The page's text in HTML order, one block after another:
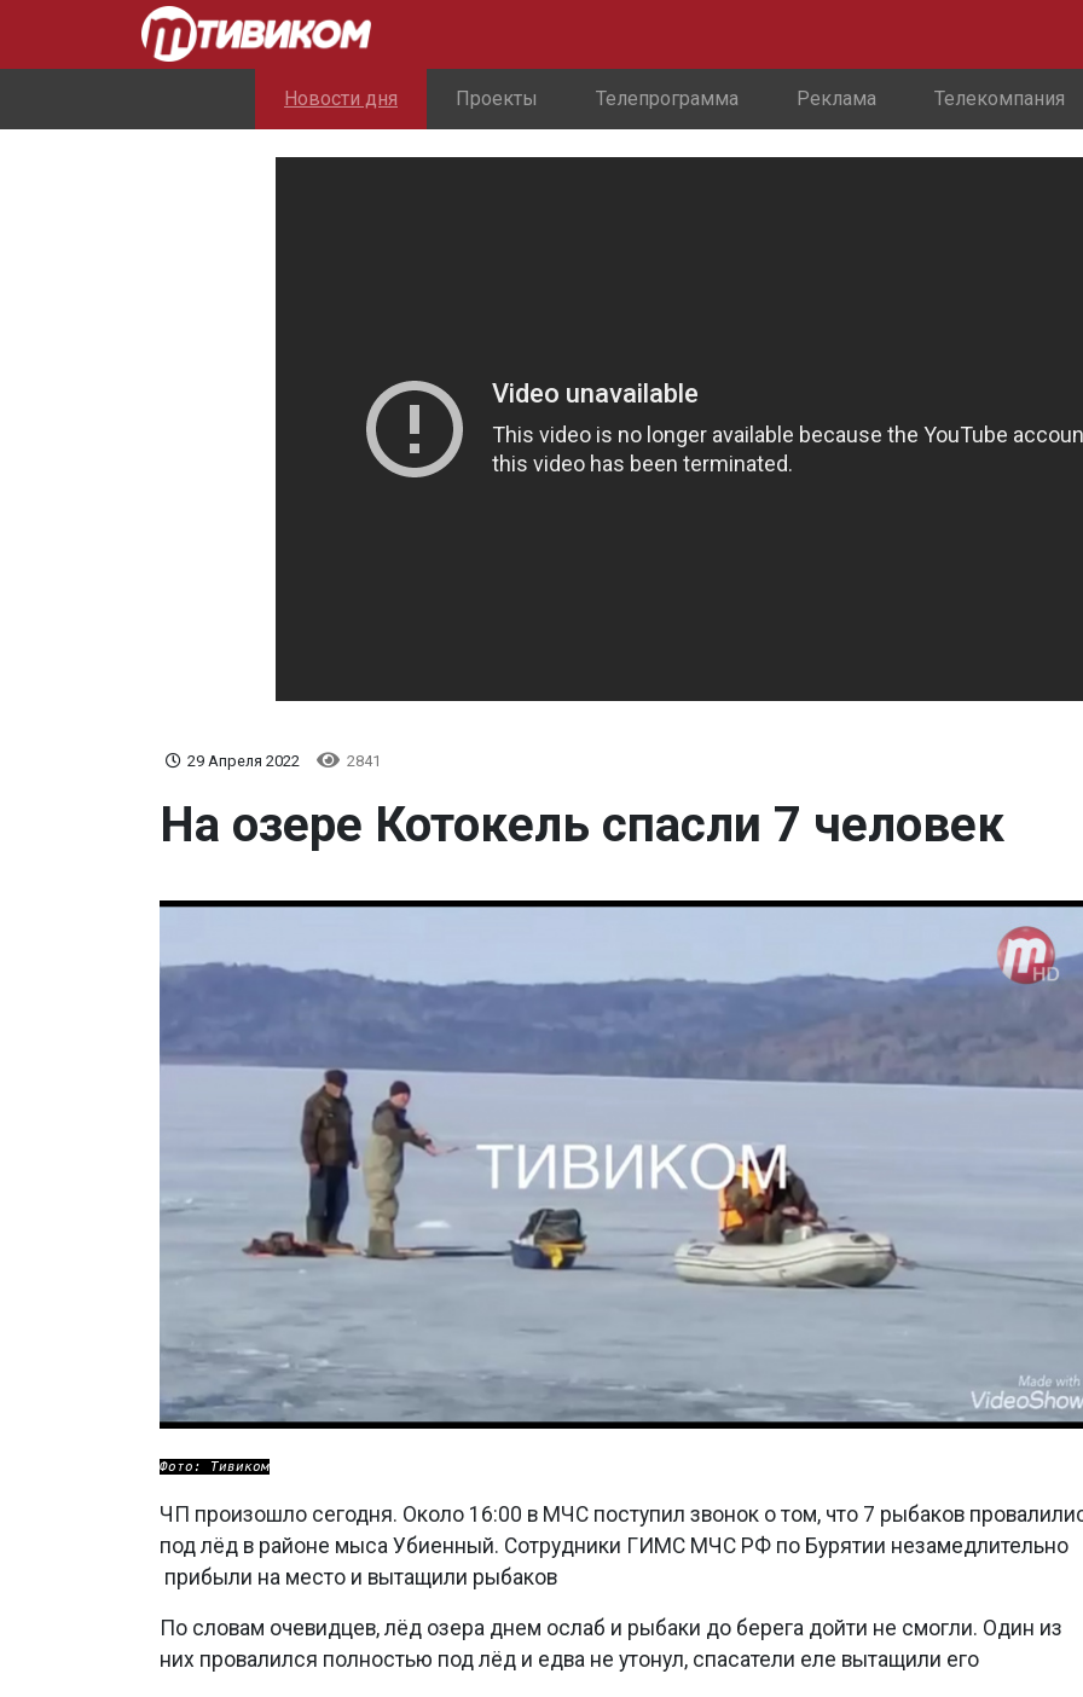
Новости дня Проекты Телепрограмма Реклама Телекомпания
29 Апреля 2022 2841
На озере Котокель спасли 7 человек
Фото: Тивиком
ЧП произошло сегодня. Около 16:00 в МЧС поступил звонок о том, что 7 рыбаков
под лёд в районе мыса Убиенный. Сотрудники ГИМС МЧС РФ по Бурятии незамедлительно
прибыли на место и вытащили рыбаков
По словам очевидцев, лёд озера днем ослаб и рыбаки до берега дойти не смогли. Один из
них провалился полностью под лёд и едва не утонул, спасатели еле вытащили его